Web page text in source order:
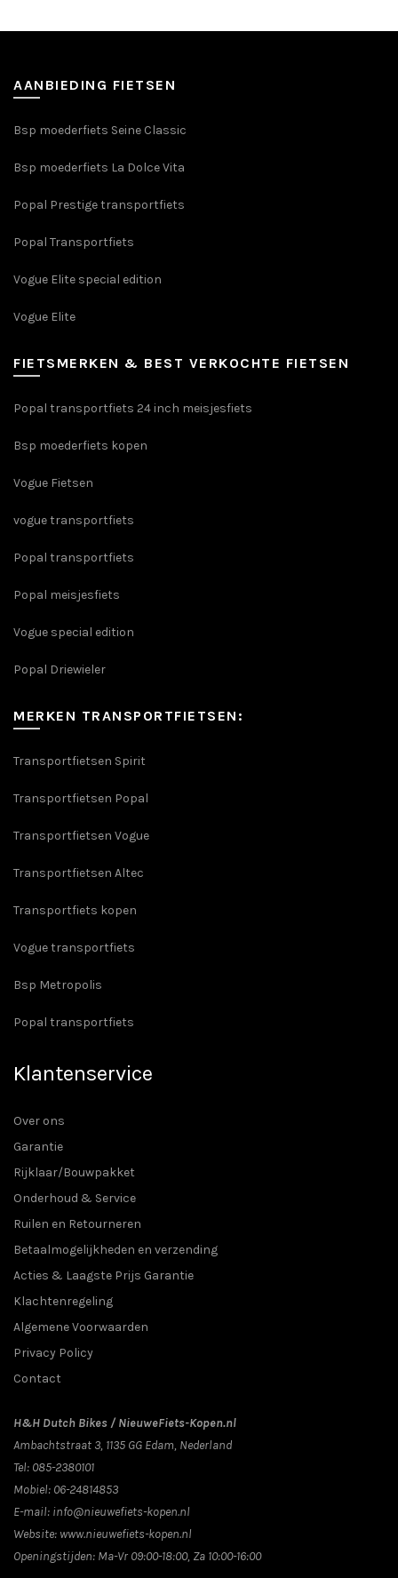
optie
worden
de
AANBIEDING FIETSEN
Bsp moederfiets Seine Classic
Bsp moederfiets La Dolce Vita
Popal Prestige transportfiets
Popal Transportfiets
Vogue Elite special edition
Vogue Elite
FIETSMERKEN & BEST VERKOCHTE FIETSEN
Popal transportfiets 24 inch meisjesfiets
Bsp moederfiets kopen
Vogue Fietsen
vogue transportfiets
Popal transportfiets
Popal meisjesfiets
Vogue special edition
Popal Driewieler
MERKEN TRANSPORTFIETSEN:
Transportfietsen Spirit
Transportfietsen Popal
Transportfietsen Vogue
Transportfietsen Altec
Transportfiets kopen
Vogue transportfiets
Bsp Metropolis
Popal transportfiets
Klantenservice
Over ons
Garantie
Rijklaar/Bouwpakket
Onderhoud & Service
Ruilen en Retourneren
Betaalmogelijkheden en verzending
Acties & Laagste Prijs Garantie
Klachtenregeling
Algemene Voorwaarden
Privacy Policy
Contact
H&H Dutch Bikes / NieuweFiets-Kopen.nl
Ambachtstraat 3, 1135 GG Edam, Nederland
Tel: 085-2380101
Mobiel: 06-24814853
E-mail: info@nieuwefiets-kopen.nl
Website: www.nieuwefiets-kopen.nl
Openingstijden: Ma-Vr 09:00-18:00, Za 10:00-16:00